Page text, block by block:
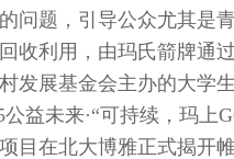
问题，引导公众尤其是
收利用，由玛氏箭牌通
发展基金会主办的大学
公益未来·“可持续，玛上
目在北大博雅正式揭开